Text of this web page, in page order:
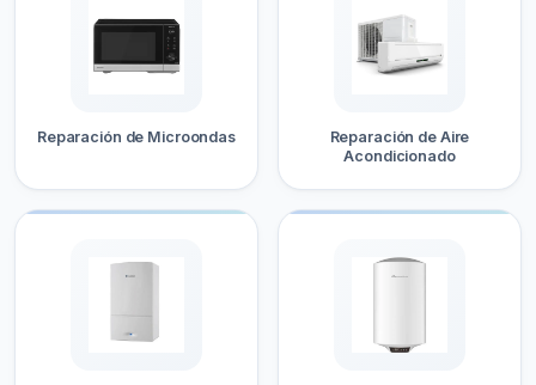
Reparación de Microondas
Reparación de Aire
Acondicionado